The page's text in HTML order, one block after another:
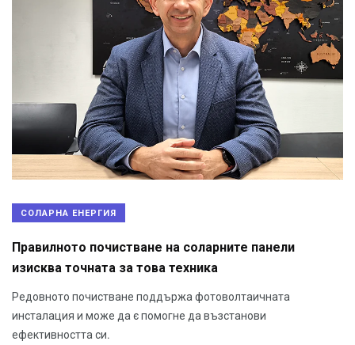
СОЛАРНА ЕНЕРГИЯ
Правилното почистване на соларните панели
изисква точната за това техника
Редовното почистване поддържа фотоволтаичната
инсталация и може да є помогне да възстанови
ефективността си.